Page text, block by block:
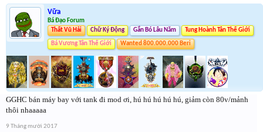
Vữa
Bá Đạo Forum
Thất Vũ Hải
Chữ Ký Động Gắn Bó Lâu Năm Tung Hoành Tân Thế Giới
Bá Vương Tân Thế Giới Wanted 800.000.000 Beri
GGHC bán máy bay với tank đi mod ơi, hú hú hú hú hú, giảm còn 80v/mảnh
thôi nhaaaaa
9 Tháng mười 2017